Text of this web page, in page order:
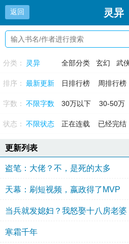
返回 灵异
分类： 全部分类 玄幻 武
灵异
排序： 日排行榜 周排行榜
最新更新
字数： 不限字数 30万以下 30-50万
状态： 不限状态 正在连载 已经完结
更新列表
盗笔：大佬？不，是死的太多
天幕：刷短视频，嬴政得了MVP
当兵就发媳妇？我怒娶十八房老婆
寒霜千年